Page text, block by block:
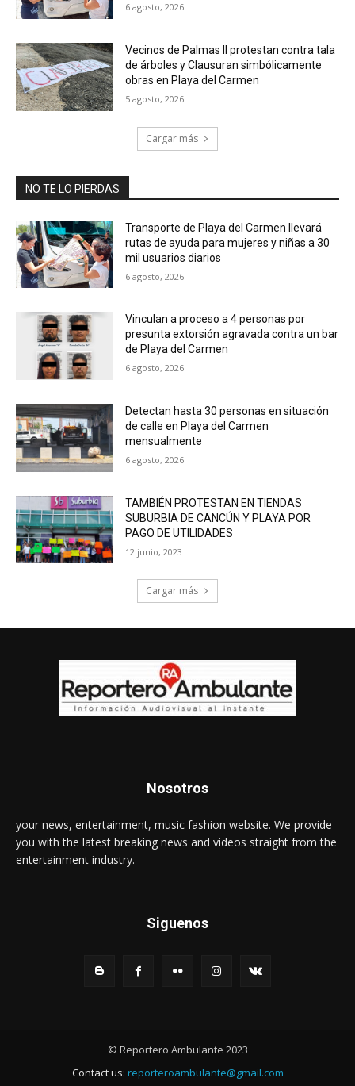
6 agosto, 2026
Vecinos de Palmas II protestan contra tala
de árboles y Clausuran simbólicamente
obras en Playa del Carmen
5 agosto, 2026
Cargar más
NO TE LO PIERDAS
Transporte de Playa del Carmen llevará
rutas de ayuda para mujeres y niñas a 30
mil usuarios diarios
6 agosto, 2026
Vinculan a proceso a 4 personas por
presunta extorsión agravada contra un bar
de Playa del Carmen
6 agosto, 2026
Detectan hasta 30 personas en situación
de calle en Playa del Carmen
mensualmente
6 agosto, 2026
TAMBIÉN PROTESTAN EN TIENDAS
SUBURBIA DE CANCÚN Y PLAYA POR
PAGO DE UTILIDADES
12 junio, 2023
Cargar más
Nosotros
your news, entertainment, music fashion website. We provide
you with the latest breaking news and videos straight from the
entertainment industry.
Siguenos
© Reportero Ambulante 2023
Contact us: reporteroambulante@gmail.com